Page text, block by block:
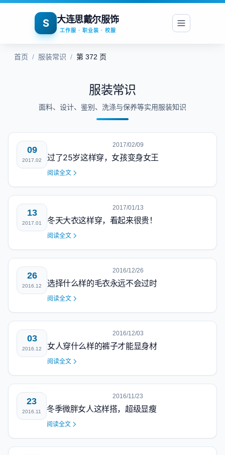
S 大连思戴尔服饰
工作服 · 职业装 · 校服
首页 / 服装常识 / 第 372 页
服装常识
面料、设计、鉴别、洗涤与保养等实用服装知识
09
2017.02
2017/02/09
过了25岁这样穿，女孩变身女王
阅读全文
13
2017.01
2017/01/13
冬天大衣这样穿，看起来很贵！
阅读全文
26
2016.12
2016/12/26
选择什么样的毛衣永远不会过时
阅读全文
03
2016.12
2016/12/03
女人穿什么样的裤子才能显身材
阅读全文
23
2016.11
2016/11/23
冬季微胖女人这样搭，超级显瘦
阅读全文